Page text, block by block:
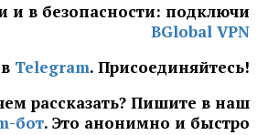
и в безопасности: подключи
BGlobal VPN
Telegram. Присоединяйтесь!
рассказать? Пишите в наш
бот. Это анонимно и быстро